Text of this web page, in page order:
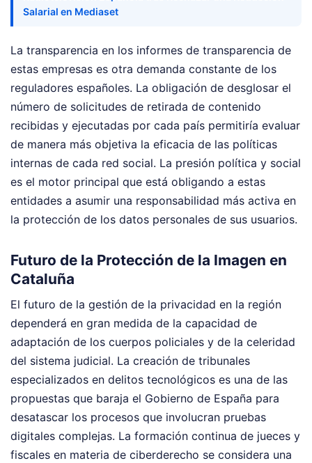
Salarial en Mediaset
La transparencia en los informes de transparencia de
estas empresas es otra demanda constante de los
reguladores españoles. La obligación de desglosar el
número de solicitudes de retirada de contenido
recibidas y ejecutadas por cada país permitiría evaluar
de manera más objetiva la eficacia de las políticas
internas de cada red social. La presión política y social
es el motor principal que está obligando a estas
entidades a asumir una responsabilidad más activa en
la protección de los datos personales de sus usuarios.
Futuro de la Protección de la Imagen en
Cataluña
El futuro de la gestión de la privacidad en la región
dependerá en gran medida de la capacidad de
adaptación de los cuerpos policiales y de la celeridad
del sistema judicial. La creación de tribunales
especializados en delitos tecnológicos es una de las
propuestas que baraja el Gobierno de España para
desatascar los procesos que involucran pruebas
digitales complejas. La formación continua de jueces y
fiscales en materia de ciberderecho se considera una